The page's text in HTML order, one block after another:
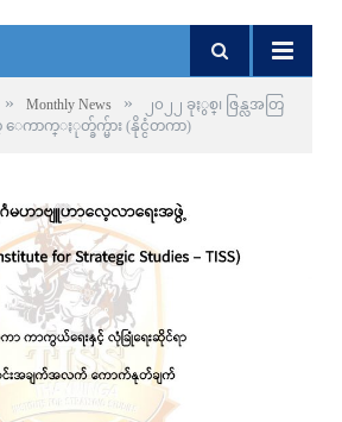
» Monthly News »
၂၀၂၂ ခုႏွစ္၊ ဇြန္လအတြ
ာက္ႏုတ္ခ်က္မ်ား (နိုင္ငံတကာ)